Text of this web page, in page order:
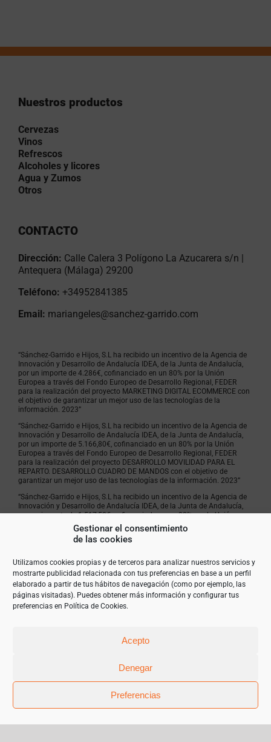
Gestionar el consentimiento
de las cookies
Utilizamos cookies propias y de terceros para analizar nuestros servicios y
mostrarte publicidad relacionada con tus preferencias en base a un perfil
elaborado a partir de tus hábitos de navegación (como por ejemplo, las
páginas visitadas). Puedes obtener más información y configurar tus
preferencias en Política de Cookies.
Acepto
Denegar
Preferencias
Nuestros productos
Cervezas
Vinos
Refrescos
Alcoholes y licores
Agua y Zumos
Otros
CONTACTO
Dirección: Calle Calera 3 Polígono La Azucarera s/n |
Antequera (Málaga) 29200
Teléfono: +34952841385
Email: mariangeles@sanchez-garrido.com
“Sánchez-Garrido e Hijos, S.L ha recibido un incentivo de la Agencia de
Innovación y Desarrollo de Andalucía IDEA, de la Junta de Andalucía,
por un importe de 4.286€, cofinanciado en un 80% por la Unión
Europea a través del Fondo Europeo de Desarrollo Regional, FEDER
para la realización del proyecto MARKETING DIGITAL ECOMMERCE con
el objetivo de garantizar un mejor uso de las tecnologías de la
información. 2023”
“Sánchez-Garrido e Hijos, S.L ha recibido un incentivo de la Agencia de
Innovación y Desarrollo de Andalucía IDEA, de la Junta de Andalucía,
por un importe de 5.166,80€, cofinanciado en un 80% por la Unión
Europea a través del Fondo Europeo de Desarrollo Regional, FEDER
para la realización del proyecto DESARROLLO MOVILIDAD PARA EL
REPARTO. DESARROLLO CUADRO DE MANDOS con el objetivo de
garantizar un mejor uso de las tecnologías de la información. 2023”
“Sánchez-Garrido e Hijos, S.L ha recibido un incentivo de la Agencia de
Innovación y Desarrollo de Andalucía IDEA, de la Junta de Andalucía,
por un importe de 1.517,50€, cofinanciado en un 80% por la Unión
Europea a través del Fondo Europeo de Desarrollo Regional, FEDER
para la realización del proyecto POTENCIACIÓN Y MEJORA
ECOMMERCE. NUEVO SERVIDOR Y OPTIMIZACIÓN ALMACENAJE con el
información. 2023”
Contacto|Proveedores|Productos|Política de privacidad|